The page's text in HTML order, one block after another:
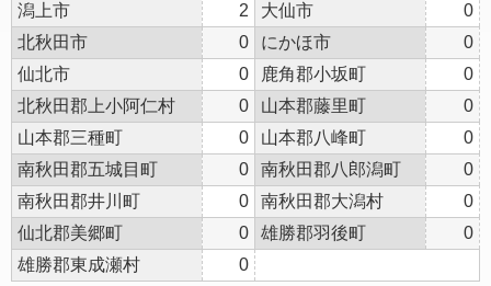
潟上市
2 大仙市
0
北秋田市
0 にかほ市
0
仙北市
0 鹿角郡小坂町
0
北秋田郡上小阿仁村
0 山本郡藤里町
0
山本郡三種町
0 山本郡八峰町
0
南秋田郡五城目町
0 南秋田郡八郎潟町
0
南秋田郡井川町
0 南秋田郡大潟村
0
仙北郡美郷町
0 雄勝郡羽後町
0
雄勝郡東成瀬村
0